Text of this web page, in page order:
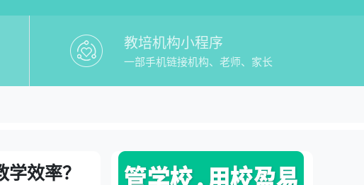
教培机构小程序
一部手机链接机构、老师、家长
效工具，轻松提升3倍教学效率？
效率？